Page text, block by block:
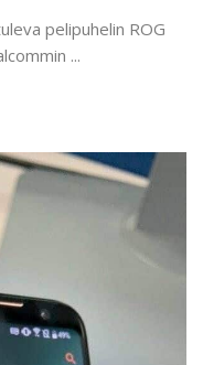
pelipuhelin ROG
...